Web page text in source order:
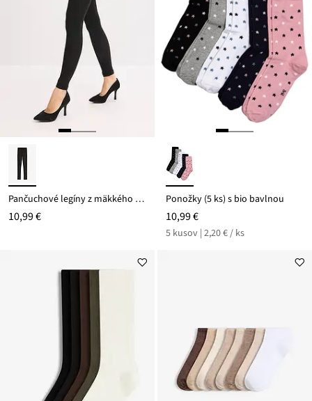
Pančuchové legíny z mäkkého materiálu
10,99 €
Ponožky (5 ks) s bio bavlnou
10,99 €
5 kusov | 2,20 € / ks